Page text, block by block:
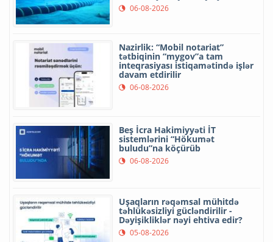
06-08-2026
Nazirlik: “Mobil notariat”
tətbiqinin “mygov”a tam
inteqrasiyası istiqamətində işlər
davam etdirilir
06-08-2026
Beş İcra Hakimiyyəti İT
sistemlərini “Hökumət
buludu”na köçürüb
06-08-2026
Uşaqların rəqəmsal mühitdə
təhlükəsizliyi gücləndirilir -
Dəyişikliklər nəyi ehtiva edir?
05-08-2026